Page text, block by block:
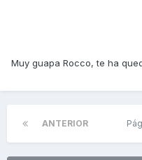
Muy guapa Rocco, te ha
ANTERIOR